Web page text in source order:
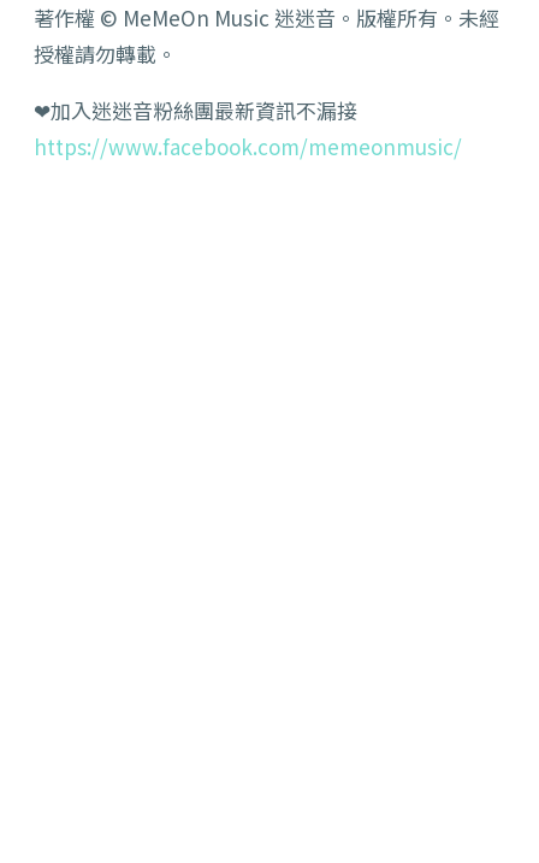
著作權 © MeMeOn Music 迷迷音。版權所有。未經
授權請勿轉載。
❤加入迷迷音粉絲團最新資訊不漏接
https://www.facebook.com/memeonmusic/